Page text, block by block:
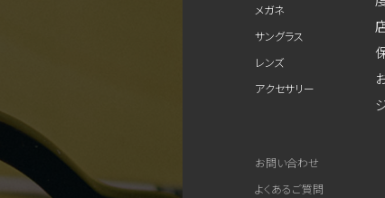
メガネ
サングラス
レンズ
アクセサリー
お問い合わせ
よくあるご質問